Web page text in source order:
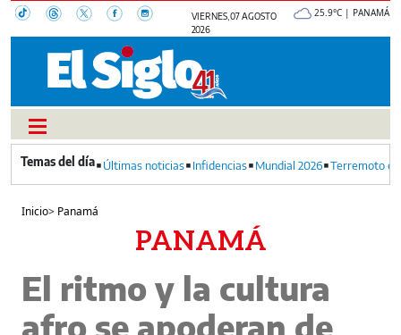
VIERNES, 07 AGOSTO
2026
25.9°C | PANAMÁ
Últimas noticias Infidencias Mundial 2026 Terremoto
Inicio> Panamá
PANAMÁ
El ritmo y la cultura
afro se apoderan de